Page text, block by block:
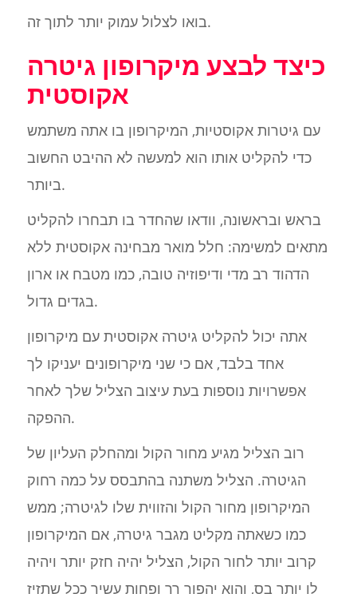
בואו לצלול עמוק יותר לתוך זה.
כיצד לבצע מיקרופון גיטרה
אקוסטית
עם גיטרות אקוסטיות, המיקרופון בו אתה משתמש
כדי להקליט אותו הוא למעשה לא ההיבט החשוב
ביותר.
בראש ובראשונה, וודאו שהחדר בו תבחרו להקליט
מתאים למשימה: חלל מואר מבחינה אקוסטית ללא
הדהוד רב מדי ודיפוזיה טובה, כמו מטבח או ארון
בגדים גדול.
אתה יכול להקליט גיטרה אקוסטית עם מיקרופון
אחד בלבד, אם כי שני מיקרופונים יעניקו לך
אפשרויות נוספות בעת עיצוב הצליל שלך לאחר
ההפקה.
רוב הצליל מגיע מחור הקול ומהחלק העליון של
הגיטרה. הצליל משתנה בהתבסס על כמה רחוק
המיקרופון מחור הקול והזווית שלו לגיטרה; ממש
כמו כשאתה מקליט מגבר גיטרה, אם המיקרופון
קרוב יותר לחור הקול, הצליל יהיה חזק יותר ויהיה
לו יותר בס, והוא יהפוך רך ופחות עשיר ככל שתזיז